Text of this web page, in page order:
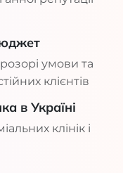
умови та
клієнтів
в Україні
клінік і